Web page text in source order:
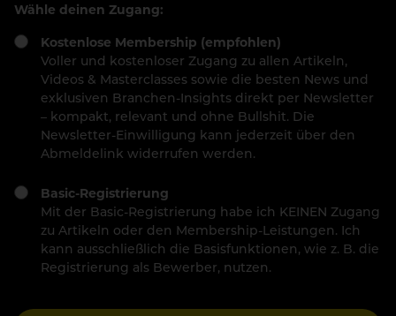
Wähle deinen Zugang:
Kostenlose Membership (empfohlen)
Voller und kostenloser Zugang zu allen Artikeln,
Videos & Masterclasses sowie die besten News und
exklusiven Branchen-Insights direkt per Newsletter
– kompakt, relevant und ohne Bullshit. Die
Newsletter-Einwilligung kann jederzeit über den
Abmeldelink widerrufen werden.
Basic-Registrierung
Mit der Basic-Registrierung habe ich KEINEN Zugang
zu Artikeln oder den Membership-Leistungen. Ich
kann ausschließlich die Basisfunktionen, wie z. B. die
Registrierung als Bewerber, nutzen.